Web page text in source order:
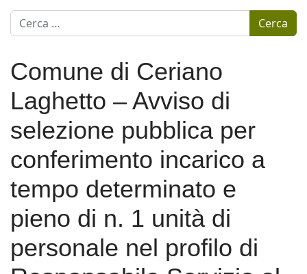
Motore di ricerca Cerca
Comune di Ceriano
Laghetto – Avviso di
selezione pubblica per
conferimento incarico a
tempo determinato e
pieno di n. 1 unità di
personale nel profilo di